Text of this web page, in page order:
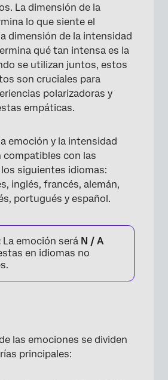
La dimensión de la
lo que siente el
dimensión de la intensidad
qué tan intensa es la
se utilizan juntos, estos
son cruciales para
polarizadoras y
empáticas.
emoción y la intensidad
compatibles con las
siguientes idiomas:
inglés, francés, alemán,
portugués y español.
La emoción será N / A
en idiomas no
las emociones se dividen
principales: